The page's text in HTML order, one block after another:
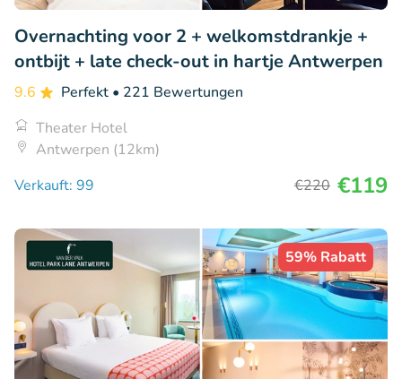
Overnachting voor 2 + welkomstdrankje +
ontbijt + late check-out in hartje Antwerpen
9.6 Perfekt • 221 Bewertungen
Theater Hotel
Antwerpen (12km)
Verkauft: 99
€220 €119
59% Rabatt